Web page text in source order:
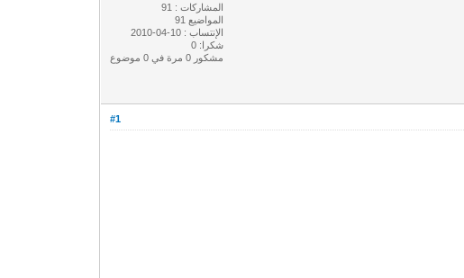
المشاركات : 91
المواضيع 91
الإنتساب : 10-04-2010
شكرا: 0
مشكور 0 مرة في 0 موضوع
#1